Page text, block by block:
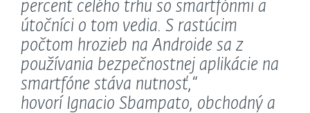
percent celého trhu so smartfónmi a
útočníci o tom vedia. S rastúcim
počtom hrozieb na Androide sa z
používania bezpečnostnej aplikácie na
smartfóne stáva nutnosť,“
hovorí Ignacio Sbampato, obchodný a